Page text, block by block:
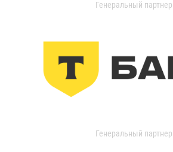
Генеральный партнер
Генеральный партнер